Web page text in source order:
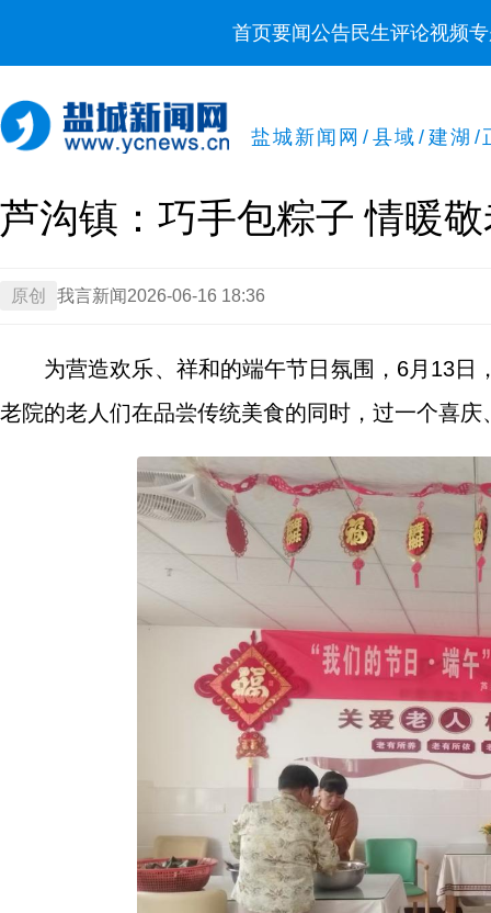
首页要闻公告民生评论视频
盐城新闻网 / 县域 / 建湖 /
芦沟镇：巧手包粽子 情暖
原创 我言新闻 2026-06-16 18:36
为营造欢乐、祥和的端午节日氛围，6月13日
老院的老人们在品尝传统美食的同时，过一个喜